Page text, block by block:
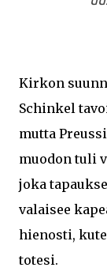
Kirkon
Schinkel
mutta
muodon tuli
joka
valaisee
hienosti,
totesi.